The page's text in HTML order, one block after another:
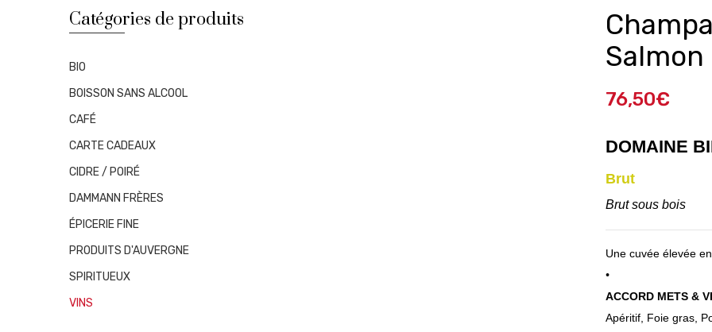
76,50€
DOMAINE
Brut
Brut sous bois
Une cuvée élevée
•
ACCORD METS &
Apéritif, Foie gras,
Catégories de produits
BIO
BOISSON SANS ALCOOL
CAFÉ
CARTE CADEAUX
CIDRE / POIRÉ
DAMMANN FRÈRES
ÉPICERIE FINE
PRODUITS D'AUVERGNE
SPIRITUEUX
VINS